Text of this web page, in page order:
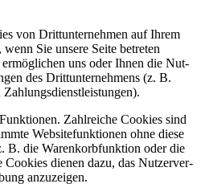
von Dritt­un­ter­nehmen auf Ihrem
Sie unsere Seite betreten
uns oder Ihnen die Nut­
des Dritt­un­ter­neh­mens (z. B.
Zahl­reiche Coo­kies sind
Web­site­funk­tionen ohne diese
B. die Waren­korb­funk­tion oder die
dienen dazu, das Nut­zer­ver­
anzuzeigen.